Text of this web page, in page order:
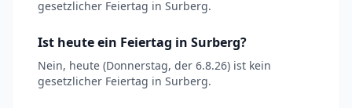
gesetzlicher Feiertag in Surberg.
Ist heute ein Feiertag in Surberg?
Nein, heute (Donnerstag, der 6.8.26) ist kein
gesetzlicher Feiertag in Surberg.